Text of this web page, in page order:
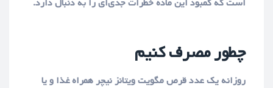
است که کمبود این ماده خطرات جدی‌ای را به دنبال دارد.
چطور مصرف کنیم
روزانه یک عدد قرص مگویت ویتانز نیچر همراه غذا و یا